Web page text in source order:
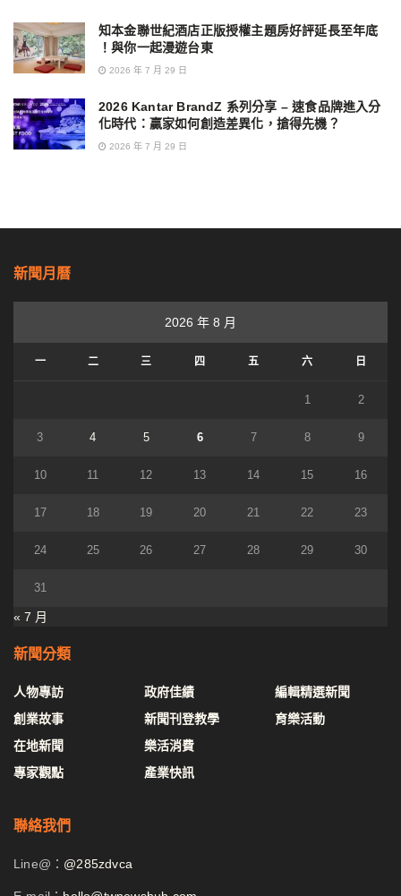
知本金聯世紀酒店正版授權主題房好評延長至年底
！與你一起漫遊台東
2026 年 7 月 29 日
2026 Kantar BrandZ 系列分享 – 速食品牌進入分
化時代：贏家如何創造差異化，搶得先機？
2026 年 7 月 29 日
新聞月曆
2026 年 8 月
一 二 三 四 五 六 日
1 2
3 4 5 6 7 8 9
10 11 12 13 14 15 16
17 18 19 20 21 22 23
24 25 26 27 28 29 30
31
« 7 月
新聞分類
人物專訪
創業故事
在地新聞
專家觀點
政府佳績
新聞刊登教學
樂活消費
產業快訊
編輯精選新聞
育樂活動
聯絡我們
Line@： @285zdvca